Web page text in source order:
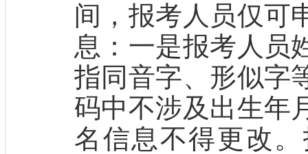
间，报考人员仅可
息：一是报考人员
指同音字、形似字
码中不涉及出生年
名信息不得更改